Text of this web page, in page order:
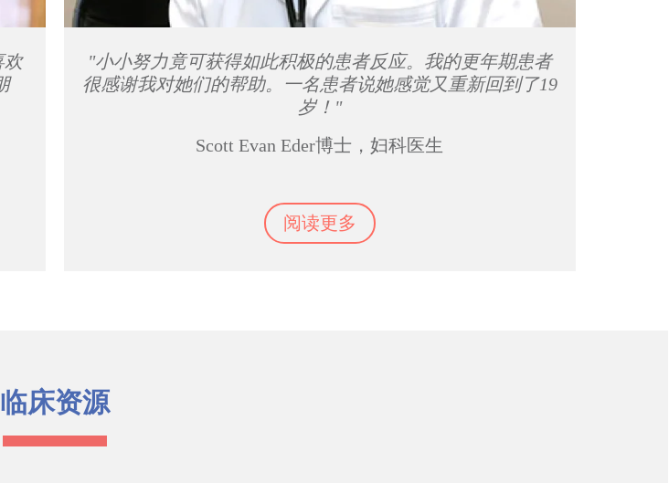
欢
"小小努力竟可获得如此积极的患者反应。我的更年期患者
很感谢我对她们的帮助。一名患者说她感觉又重新回到了19
岁！"
Scott Evan Eder博士，妇科医生
阅读更多
临床资源